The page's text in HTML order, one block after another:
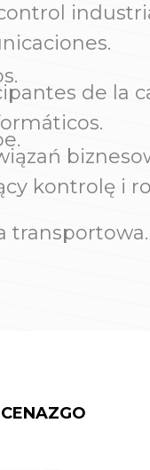
de la
kontrolę i
transportowa.